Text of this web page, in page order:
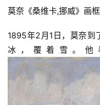
莫奈《桑维卡,挪威》画框
1895年2月1日，莫奈到
冰，覆着雪。他